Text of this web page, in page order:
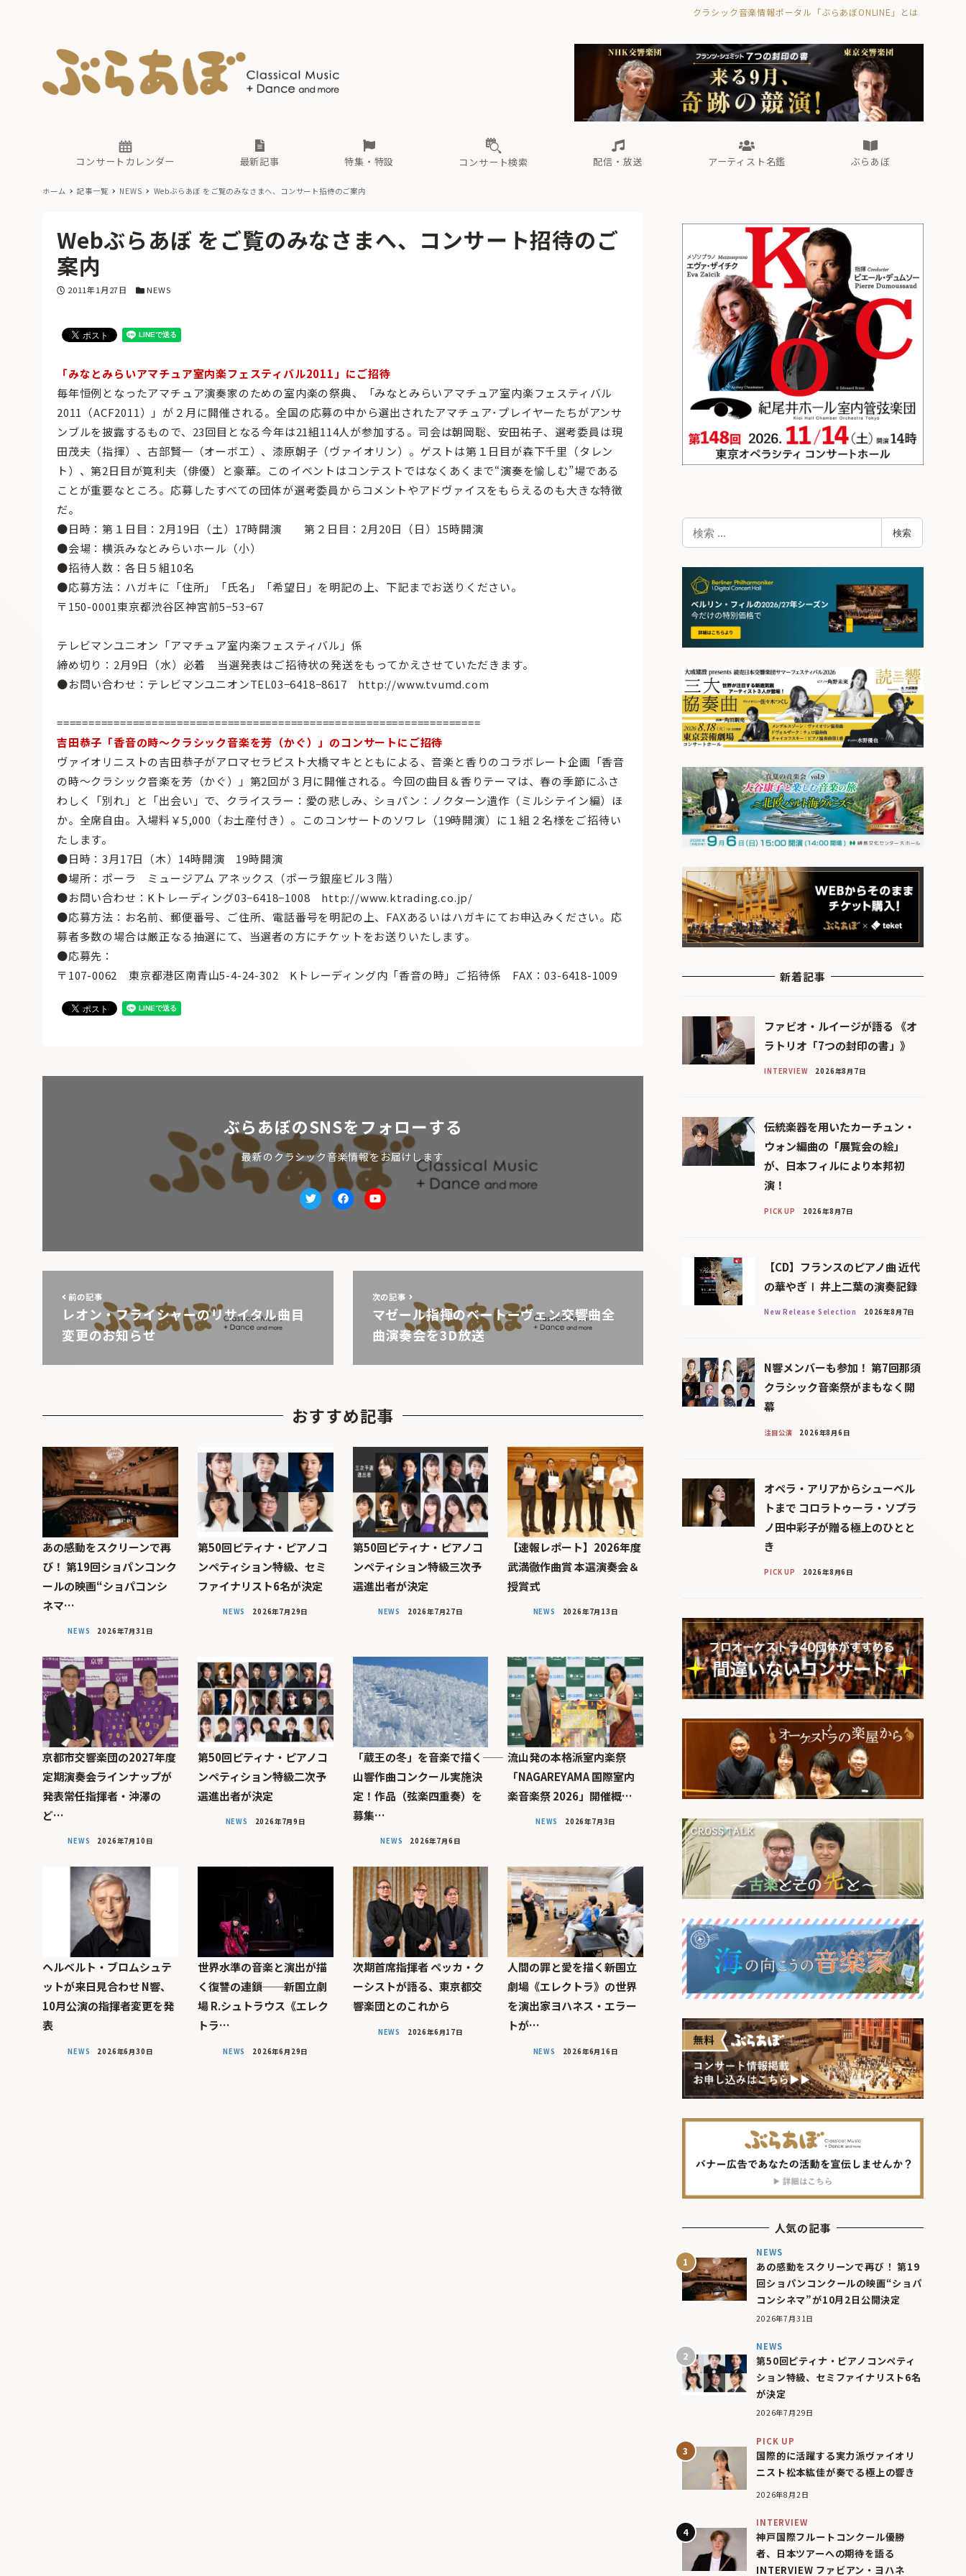
クラシック音楽情報ポータル「ぶらあぼONLINE」とは
コンサートカレンダー 最新記事
古楽とその先と オーケストラの楽屋から 海の向こうの音楽家 Aからの眺望 ぶらあぼブラス！
フォルテピアノ・オデッセイ
特集・特設
現場のプロが推す！間違いないオーケストラコンサート
過去の特集
コンサート検索 配信・放送
無料ライブ配信スケジュール 有料ライブ配信スケジュール
アーティスト名鑑
あ さ た な は ま ら わ
ぶらあぼ
古楽とその先と Aからの眺望 ぶらあぼブラス！
フォルテピアノ・オデッセイ
無料ライブ配信スケジュール
あ か さ
ホーム 記事一覧 NEWS Webぶらあぼ をご覧のみなさまへ、コンサート招待のご案内
Webぶらあぼ をご覧のみなさまへ、コンサート招待のご
案内
投稿日
2011年1月27日 カテゴリー
NEWS
「みなとみらいアマチュア室内楽フェスティバル2011」にご招待
毎年恒例となったアマチュア演奏家のための室内楽の祭典、「みなとみらいアマチュア室内楽フェスティバル
2011（ACF2011）」が２月に開催される。全国の応募の中から選出されたアマチュア･プレイヤーたちがアンサ
ンブルを披露するもので、23回目となる今年は21組114人が参加する。司会は朝岡聡、安田祐子、選考委員は現
田茂夫（指揮）、古部賢一（オーボエ）、漆原朝子（ヴァイオリン）。ゲストは第１日目が森下千里（タレン
ト）、第2日目が筧利夫（俳優）と豪華。このイベントはコンテストではなくあくまで“演奏を愉しむ”場である
ことが重要なところ。応募したすべての団体が選考委員からコメントやアドヴァイスをもらえるのも大きな特徴
だ。
●日時：第１日目：2月19日（土）17時開演 第２日目：2月20日（日）15時開演
●会場：横浜みなとみらいホール（小）
●招待人数：各日５組10名
●応募方法：ハガキに「住所」「氏名」「希望日」を明記の上、下記までお送りください。
〒150-0001東京都渋谷区神宮前5−53−67
テレビマンユニオン「アマチュア室内楽フェスティバル」係
締め切り：2月9日（水）必着 当選発表はご招待状の発送をもってかえさせていただきます。
●お問い合わせ：テレビマンユニオンTEL03−6418−8617 http://www.tvumd.com
===================================================================
吉田恭子「香音の時〜クラシック音楽を芳（かぐ）」のコンサートにご招待
ヴァイオリニストの吉田恭子がアロマセラピスト大橋マキとともによる、音楽と香りのコラボレート企画「香音
の時〜クラシック音楽を芳（かぐ）」第2回が３月に開催される。今回の曲目＆香りテーマは、春の季節にふさ
わしく「別れ」と「出会い」で、クライスラー：愛の悲しみ、ショパン：ノクターン遺作（ミルシテイン編）ほ
か。全席自由。入場料￥5,000（お土産付き）。このコンサートのソワレ（19時開演）に１組２名様をご招待い
たします。
●日時：3月17日（木）14時開演 19時開演
●場所：ポーラ ミュージアム アネックス（ポーラ銀座ビル３階）
●お問い合わせ：Kトレーディング03−6418−1008 http://www.ktrading.co.jp/
●応募方法：お名前、郵便番号、ご住所、電話番号を明記の上、FAXあるいはハガキにてお申込みください。応
募者多数の場合は厳正なる抽選にて、当選者の方にチケットをお送りいたします。
●応募先：
〒107-0062 東京都港区南青山5-4-24-302 Kトレーディング内「香音の時」ご招待係 FAX：03-6418-1009
ぶらあぼのSNSをフォローする
最新のクラシック音楽情報をお届けします
TwitterfacebookYoutube
前の記事
レオン・フライシャーのリサイタル曲目
変更のお知らせ
次の記事
マゼール指揮のベートーヴェン交響曲全
曲演奏会を3D放送
おすすめ記事
あの感動をスクリーンで再
び！ 第19回ショパンコンク
ールの映画“ショパコンシ
ネマ…
NEWS 2026年7月31日
第50回ピティナ・ピアノコ
ンペティション特級、セミ
ファイナリスト6名が決定
NEWS 2026年7月29日
第50回ピティナ・ピアノコ
ンペティション特級三次予
選進出者が決定
NEWS 2026年7月27日
【速報レポート】2026年度
武満徹作曲賞 本選演奏会＆
授賞式
NEWS 2026年7月13日
京都市交響楽団の2027年度
定期演奏会ラインナップが
発表――常任指揮者・沖澤の
ど…
NEWS 2026年7月10日
第50回ピティナ・ピアノコ
ンペティション特級二次予
選進出者が決定
NEWS 2026年7月9日
「蔵王の冬」を音楽で描く――
山響作曲コンクール実施決
定！作品（弦楽四重奏）を
募集…
NEWS 2026年7月6日
流山発の本格派室内楽祭
「NAGAREYAMA 国際室内
楽音楽祭 2026」開催概…
NEWS 2026年7月3日
ヘルベルト・ブロムシュテ
ットが来日見合わせ N響、
10月公演の指揮者変更を発
表
NEWS 2026年6月30日
世界水準の音楽と演出が描
く復讐の連鎖──新国立劇
場 R.シュトラウス《エレク
トラ…
NEWS 2026年6月29日
次期首席指揮者 ペッカ・ク
ーシストが語る、東京都交
響楽団とのこれから
NEWS 2026年6月17日
人間の罪と愛を描く――新国立
劇場《エレクトラ》の世界
を演出家ヨハネス・エラー
トが…
NEWS 2026年6月16日
検
索
検索
新着記事
ファビオ・ルイージが語る 《オ
ラトリオ「7つの封印の書」》
INTERVIEW 2026年8月7日
伝統楽器を用いたカーチュン・
ウォン編曲の「展覧会の絵」
が、日本フィルにより本邦初
演！
PICK UP 2026年8月7日
【CD】フランスのピアノ曲 近代
の華やぎⅠ 井上二葉の演奏記録
New Release Selection 2026年8月7日
N響メンバーも参加！ 第7回那須
クラシック音楽祭がまもなく開
幕
注目公演 2026年8月6日
オペラ・アリアからシューベル
トまで コロラトゥーラ・ソプラ
ノ田中彩子が贈る極上のひとと
き
PICK UP 2026年8月6日
人気の記事
NEWS
あの感動をスクリーンで再び！ 第19
回ショパンコンクールの映画“ショパ
コンシネマ”が10月2日公開決定
2026年7月31日
NEWS
第50回ピティナ・ピアノコンペティ
ション特級、セミファイナリスト6名
が決定
2026年7月29日
PICK UP
国際的に活躍する実力派ヴァイオリ
ニスト松本紘佳が奏でる極上の響き
2026年8月2日
INTERVIEW
神戸国際フルートコンクール優勝
者、日本ツアーへの期待を語る
INTERVIEW ファビアン・ヨハネ